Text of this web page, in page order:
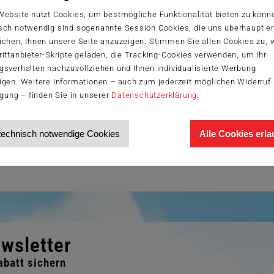
nutzt Cookies, um bestmögliche Funktionalität bieten zu
notwendig sind sogenannte Session Cookies, die uns überhaupt
Ihnen unsere Seite anzuzeigen. Stimmen Sie allen Cookies zu,
Skripte geladen, die Tracking-Cookies verwenden, um Ihr
nachzuvollziehen und Ihnen individualisierte Werbung
Weitere Informationen – auch zum jederzeit möglichen Widerruf
– finden Sie in unserer Datenschutzerklärung
notwendige Cookies Alle Cookies
bietet einen schnellen Spieleinstiegpricht
2-4 | Alter: ab 6 Jahren | Zeit: ca. 15 Minuten |
und Christoph Schlewinski das Thema Varianten noch
zu kreieren, nicht minder komplex gegenüber der
welche Bestandteile für Kinder umsetzbar sind und
die Daumen für Topp die Torte drücken und auf die
sichern